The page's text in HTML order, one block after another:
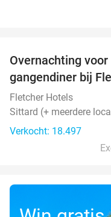
Overnachting
gangendiner bij
Fletcher Hotels
Sittard (+ meerdere
Verkocht: 18.497